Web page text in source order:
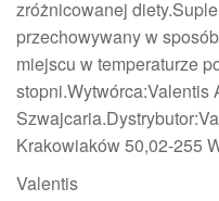
zróżnicowanej
przechowywany w
miejscu w temperaturze
stopni.Wytwórca:Valentis
Krakowiaków 50,02-255
Valentis